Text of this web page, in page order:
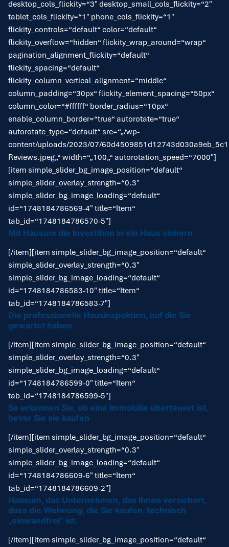
desktop_cols_flickity=“3″ desktop_small_cols_flickity=“2″
tablet_cols_flickity=“1″ phone_cols_flickity=“1″
flickity_controls=“default“ color=“default“
flickity_overflow=“hidden“ flickity_wrap_around=“wrap“
pagination_alignment_flickity=“default“
flickity_spacing=“default“
flickity_column_vertical_alignment=“middle“
column_padding=“30px“ flickity_element_spacing=“50px“
column_color=“#ffffff“ border_radius=“10px“
enable_column_border=“true“ autorotate=“true“
autorotate_type=“default“ src=“„/wp-
content/uploads/2023/07/
Reviews.jpeg„“ width=“„100„“ autorotation_speed=“7000″]
[item simple_slider_bg_image_position=“default“
simple_slider_overlay_strength=“0.3″
simple_slider_bg_image_loading=“default“
id=“1748184786569-4″ title=“Item“
tab_id=“1748184786570-5″]
Mit Hausum die Investition in ein Haus sichern
[/item][item simple_slider_bg_image_position=“default“
simple_slider_overlay_strength=“0.3″
simple_slider_bg_image_loading=“default“
id=“1748184786583-10″ title=“Item“
tab_id=“1748184786583-7″]
Die professionelle Hausinspektion, auf die Sie
gewartet haben
[/item][item simple_slider_bg_image_position=“default“
simple_slider_overlay_strength=“0.3″
simple_slider_bg_image_loading=“default“
id=“1748184786599-0″ title=“Item“
tab_id=“1748184786599-5″]
So erkennen Sie, ob eine Immobilie überteuert ist,
bevor Sie sie kaufen
[/item][item simple_slider_bg_image_position=“default“
simple_slider_overlay_strength=“0.3″
simple_slider_bg_image_loading=“default“
id=“1748184786609-6″ title=“Item“
tab_id=“1748184786609-2″]
Hausum, das Unternehmen, das Ihnen versichert,
dass die Wohnung, die Sie kaufen, technisch
„einwandfrei“ ist.
[/item][item simple_slider_bg_image_position=“default“